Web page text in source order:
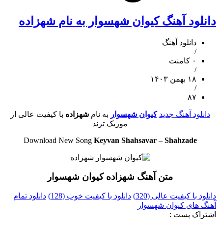
دانلود آهنگ کیوان شهسوار به نام شهزاده
دانلود آهنگ
/
۰ کامنت
/
۱۸ بهمن ۱۴۰۳
/
۸۷
دانلود آهنگ جدید کیوان شهسوار به نامشهزاده با کیفیت عالی از
موزیک ترند
Download New Song Keyvan Shahsavar– Shahzade
متن آهنگ شهزاده کیوان شهسوار
دانلود با کیفیت عالی (320) دانلود با کیفیت خوب (128)
دانلود تمام
آهنگ های کیوان شهسوار
اشتراک پست :